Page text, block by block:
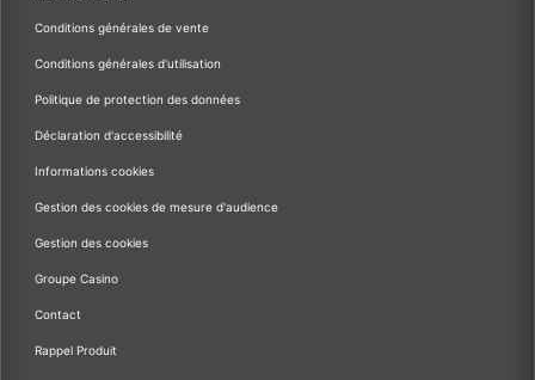
Conditions générales de vente
Conditions générales d'utilisation
Politique de protection des données
Déclaration d'accessibilité
Informations cookies
Gestion des cookies de mesure d'audience
Gestion des cookies
Groupe Casino
Contact
Rappel Produit